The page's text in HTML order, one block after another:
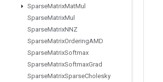
SparseMatrixMatMul
SparseMatrixMul
SparseMatrixNNZ
SparseMatrixOrderingAMD
SparseMatrixSoftmax
SparseMatrixSoftmaxGrad
SparseMatrixSparseCholesky